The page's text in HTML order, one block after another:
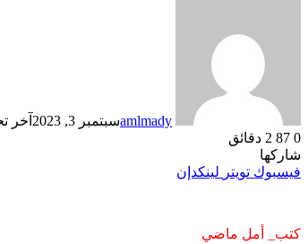
amlmadyسبتمبر 3, 2023
آخر
0
2 دقائق
شاركها
فيسبوك تويتر لينكدإن
كتب_ أمل ماضي